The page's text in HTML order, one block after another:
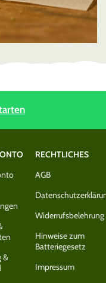
&
RECHTLICHES
AGB
Widerrufsbelehrung
Hinweise zum
Batteriegesetz
Impressum